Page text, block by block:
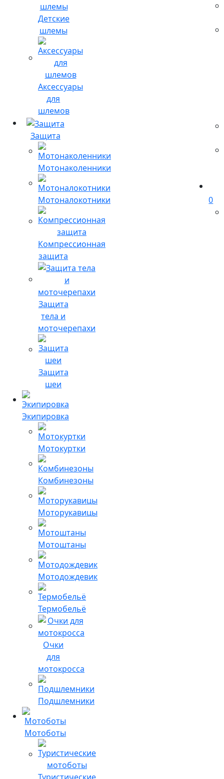
Детские
шлемы
Аксессуары
для
шлемов
Защита
Мотонаколенники
Мотоналокотники
Компрессионная
защита
Защита
тела и
моточерепахи
Защита
шеи
Экипировка
Мотокуртки
Комбинезоны
Моторукавицы
Мотоштаны
Мотодождевик
Термобельё
Очки
для
мотокросса
Подшлемники
Мотоботы
Туристические
0